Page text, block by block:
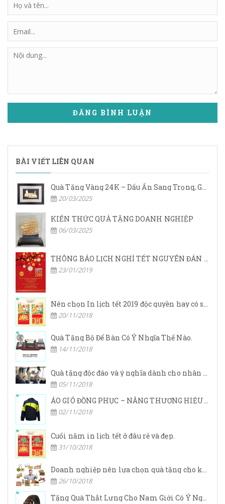
ĐĂNG BÌNH LUẬN
BÀI VIẾT LIÊN QUAN
Quà Tặng Vàng 24K – Dấu Ấn Sang Trọng, Giá Trị Vĩnh Cửu
20/03/2025
KIẾN THỨC QUÀ TẶNG DOANH NGHIỆP
06/03/2025
23/01/2019
20/11/2018
Quà Tặng Bộ Để Bàn Có Ý Nhgĩa Thế Nào.
14/11/2018
05/11/2018
02/11/2018
Cuối năm in lịch tết ở đâu rẻ và đẹp.
31/10/2018
26/10/2018
Tặng Quà Thắt Lưng Cho Nam Giới Có Ý Nghĩa Gì